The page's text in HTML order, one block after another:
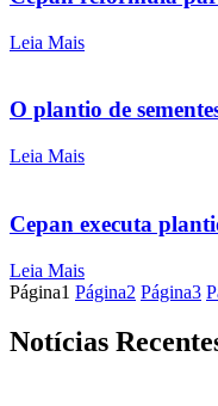
Leia Mais
O plantio de
Leia Mais
Cepan executa
Leia Mais
Página1 Página2 Página3
Notícias